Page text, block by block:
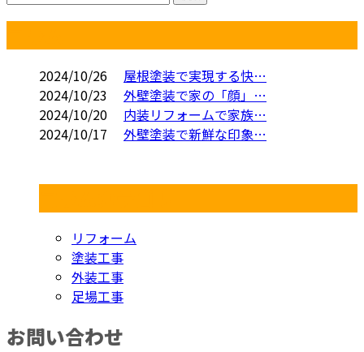
2024/10/26
屋根塗装で実現する快…
2024/10/23
外壁塗装で家の「顔」…
2024/10/20
内装リフォームで家族…
2024/10/17
外壁塗装で新鮮な印象…
リフォーム
塗装工事
外装工事
足場工事
お問い合わせ